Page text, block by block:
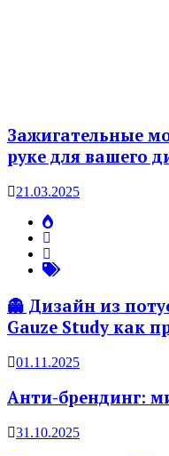
Зажигательные
руке для вашего
21.03.2025
👻 Дизайн из
Gauze Study как
01.11.2025
Анти-брендинг:
31.10.2025